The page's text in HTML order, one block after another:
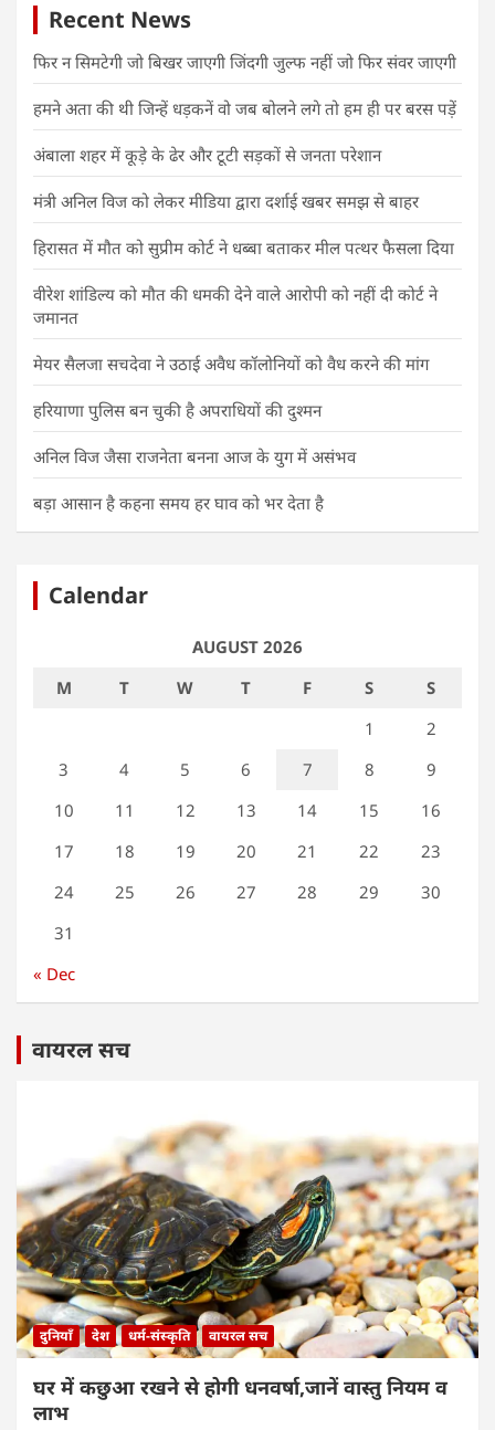
Recent News
फिर न सिमटेगी जो बिखर जाएगी जिंदगी जुल्फ नहीं जो फिर संवर जाएगी
हमने अता की थी जिन्हें धड़कनें वो जब बोलने लगे तो हम ही पर बरस पड़ें
अंबाला शहर में कूड़े के ढेर और टूटी सड़कों से जनता परेशान
मंत्री अनिल विज को लेकर मीडिया द्वारा दर्शाई खबर समझ से बाहर
हिरासत में मौत को सुप्रीम कोर्ट ने धब्बा बताकर मील पत्थर फैसला दिया
वीरेश शांडिल्य को मौत की धमकी देने वाले आरोपी को नहीं दी कोर्ट ने
जमानत
मेयर सैलजा सचदेवा ने उठाई अवैध कॉलोनियों को वैध करने की मांग
हरियाणा पुलिस बन चुकी है अपराधियों की दुश्मन
अनिल विज जैसा राजनेता बनना आज के युग में असंभव
बड़ा आसान है कहना समय हर घाव को भर देता है
Calendar
AUGUST 2026
M
T W T F S
S
1
2
3
4 5 6 7 8
9
10
11 12 13 14 15
16
17
18 19 20 21 22
23
24
25 26 27 28 29
30
31
« Dec
वायरल सच
दुनियाँ देश धर्म-संस्कृति वायरल सच
घर में कछुआ रखने से होगी धनवर्षा,जानें वास्तु नियम व
लाभ